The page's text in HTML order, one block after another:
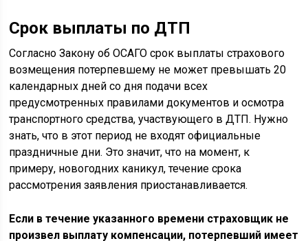
Срок выплаты по ДТП
Согласно Закону об ОСАГО срок выплаты страхового
возмещения потерпевшему не может превышать 20
календарных дней со дня подачи всех
предусмотренных правилами документов и осмотра
транспортного средства, участвующего в ДТП. Нужно
знать, что в этот период не входят официальные
праздничные дни. Это значит, что на момент, к
примеру, новогодних каникул, течение срока
рассмотрения заявления приостанавливается.
Если в течение указанного времени страховщик не
произвел выплату компенсации, потерпевший имеет